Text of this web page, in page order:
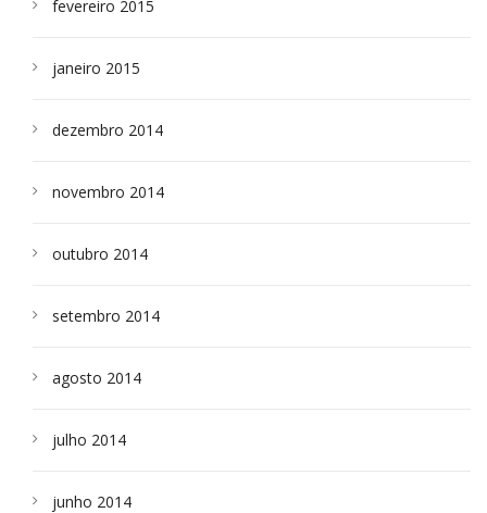
fevereiro 2015
janeiro 2015
dezembro 2014
novembro 2014
outubro 2014
setembro 2014
agosto 2014
julho 2014
junho 2014